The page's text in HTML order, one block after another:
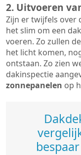
2. Uitvoeren
Zijn er twijfels over
het slim om een
voeren. Zo zullen de
het licht komen,
ontstaan. Zo zien
dakinspectie
zonnepanelen op